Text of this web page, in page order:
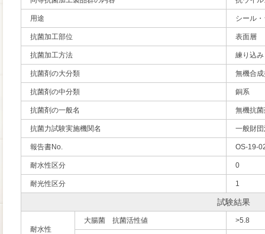
用途 シール
抗菌加工部位 表面層
抗菌加工方法 練り込み
抗菌剤の大分類 無機合
抗菌剤の中分類 銅系
抗菌剤の一般名 無機抗
抗菌力試験実施機関名 一般財
報告書No. OS-19-
耐水性区分 0
耐光性区分 1
試験結果
耐水性
大腸菌 抗菌活性値 >5.8